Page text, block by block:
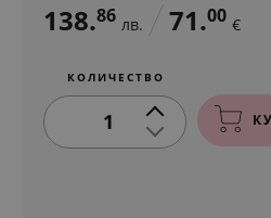
138.86 лв. 71.00 €
КОЛИЧЕСТВО
1